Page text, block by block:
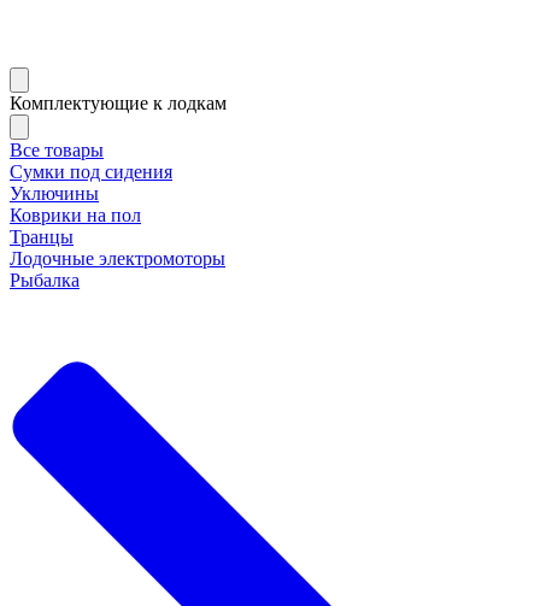
Комплектующие к лодкам
Все товары
Сумки под сидения
Уключины
Коврики на пол
Транцы
Лодочные электромоторы
Рыбалка